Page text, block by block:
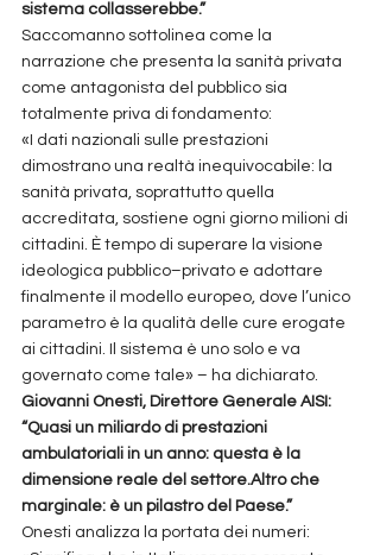
sistema collasserebbe.”
Saccomanno sottolinea come la
narrazione che presenta la sanità privata
come antagonista del pubblico sia
totalmente priva di fondamento:
«I dati nazionali sulle prestazioni
dimostrano una realtà inequivocabile: la
sanità privata, soprattutto quella
accreditata, sostiene ogni giorno milioni di
cittadini. È tempo di superare la visione
ideologica pubblico–privato e adottare
finalmente il modello europeo, dove l’unico
parametro è la qualità delle cure erogate
ai cittadini. Il sistema è uno solo e va
governato come tale» – ha dichiarato.
Giovanni Onesti, Direttore Generale AISI:
“Quasi un miliardo di prestazioni
ambulatoriali in un anno: questa è la
dimensione reale del settore.Altro che
marginale: è un pilastro del Paese.”
Onesti analizza la portata dei numeri: